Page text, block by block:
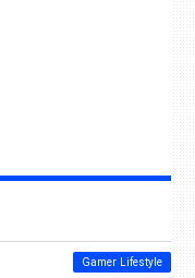
Gamer Lifestyle